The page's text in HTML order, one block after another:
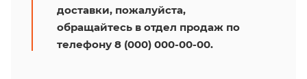
доставки, пожалуйста,
обращайтесь в отдел продаж по
телефону 8 (000) 000-00-00.